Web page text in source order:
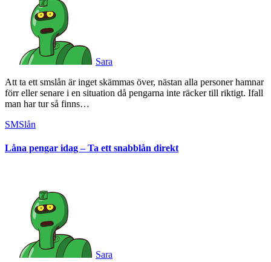
Sara
Att ta ett smslån är inget skämmas över, nästan alla personer hamnar
förr eller senare i en situation då pengarna inte räcker till riktigt. Ifall
man har tur så finns…
SMSlån
Låna pengar idag – Ta ett snabblån direkt
Sara